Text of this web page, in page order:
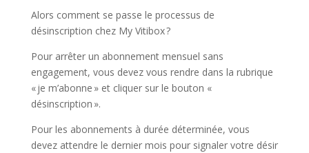
Alors comment se passe le processus de
désinscription chez My Vitibox ?
Pour arrêter un abonnement mensuel sans
engagement, vous devez vous rendre dans la rubrique
« je m’abonne » et cliquer sur le bouton «
désinscription ».
Pour les abonnements à durée déterminée, vous
devez attendre le dernier mois pour signaler votre désir